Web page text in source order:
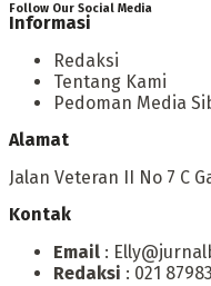
Follow Our Social Media
Informasi
Redaksi
Tentang Kami
Pedoman Media
Alamat
Jalan Veteran II No 7 C
Kontak
Email :
Redaksi : 021